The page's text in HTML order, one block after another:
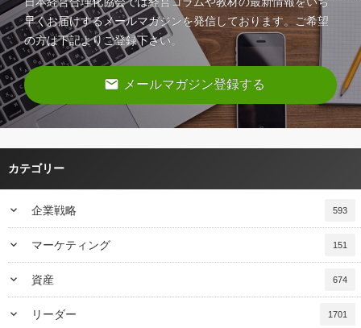
早くお届けするメールマガジンを発信しております。ご希望
の方は下記よりご登録下さい。
email メールマガジン登録する
カテゴリー
keyboard_arrow_down 企業戦略 593
keyboard_arrow_down マーケティング 151
keyboard_arrow_down 資産 674
keyboard_arrow_down リーダー 1701